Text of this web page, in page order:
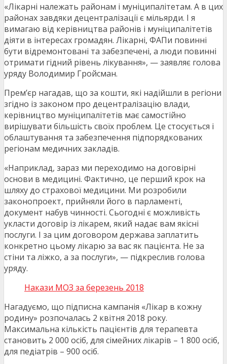
«Лікарні належать районам і муніципалітетам. А в цих
районах завдяки децентралізації є мільярди. І я
вимагаю від керівництва районів і муніципалітетів
діяти в інтересах громадян. Лікарні, ФАПи повинні
бути відремонтовані та забезпечені, а люди повинні
отримати гідний рівень лікування», — заявляє голова
уряду Володимир Гройсман.
Прем’єр нагадав, що за кошти, які надійшли в регіони
згідно із законом про децентралізацію влади,
керівництво муніципалітетів має самостійно
вирішувати більшість своїх проблем. Це стосується і
облаштування та забезпечення підпорядкованих
регіонам медичних закладів.
«Наприклад, зараз ми переходимо на договірні
основи в медицині. Фактично, це перший крок на
шляху до страхової медицини. Ми розробили
законопроект, прийняли його в парламенті,
документ набув чинності. Сьогодні є можливість
укласти договір із лікарем, який надає вам якісні
послуги. І за цим договором держава заплатить
конкретно цьому лікарю за вас як пацієнта. Не за
стіни та ліжко, а за послуги», — підкреслив голова
уряду.
Накази МОЗ за березень 2018
Нагадуємо, що підписна кампанія «Лікар в кожну
родину» розпочалась 2 квітня 2018 року.
Максимальна кількість пацієнтів для терапевта
становить 2 000 осіб, для сімейних лікарів – 1 800 осіб,
для педіатрів – 900 осіб.